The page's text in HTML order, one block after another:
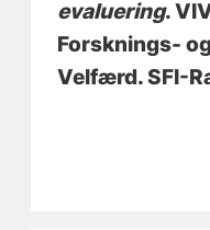
evaluering.
Forsknings-
Velfærd. SFI-